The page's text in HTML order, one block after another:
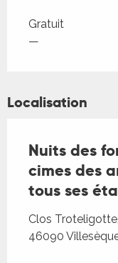
Tarifs 2026
Gratuit
—
Localisation
Nuits des
cimes des
tous ses
Clos
46090